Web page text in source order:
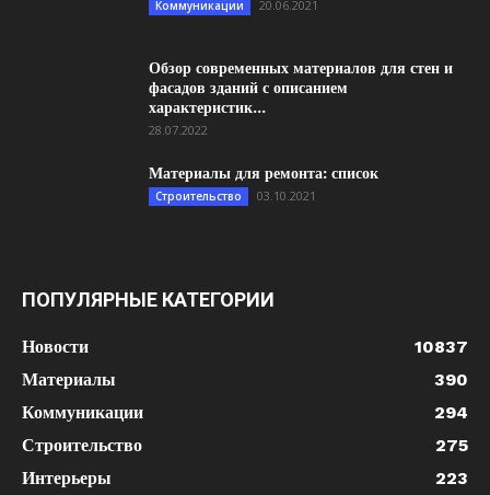
Коммуникации 20.06.2021
Обзор современных материалов для стен и
фасадов зданий с описанием
характеристик...
28.07.2022
Материалы для ремонта: список
Строительство 03.10.2021
ПОПУЛЯРНЫЕ КАТЕГОРИИ
Новости
10837
Материалы
390
Коммуникации
294
Строительство
275
Интерьеры
223